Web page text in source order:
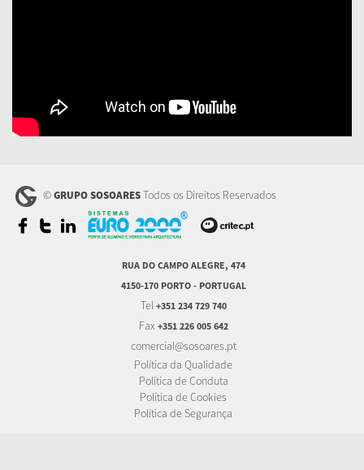
©GRUPO SOSOARESTodos os Direitos Reservados
RUA DO CAMPO ALEGRE, 474
4150-170 PORTO - PORTUGAL
Tel +351 234 729 740
Fax +351 226 005 642
comercial@sosoares.pt
Política da Qualidade
Política de Conduta
Política de Cookies
Política de Segurança